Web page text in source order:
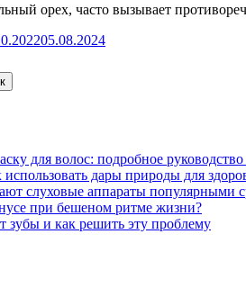
орех, часто вызывает
05.08.2024
для волос: подробное
дары природы для
слуховые аппараты популярными
при бешеном ритме жизни?
зубы и как решить эту проблему